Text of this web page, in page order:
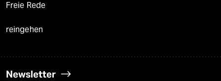
Freie Rede
reingehen
Newsletter